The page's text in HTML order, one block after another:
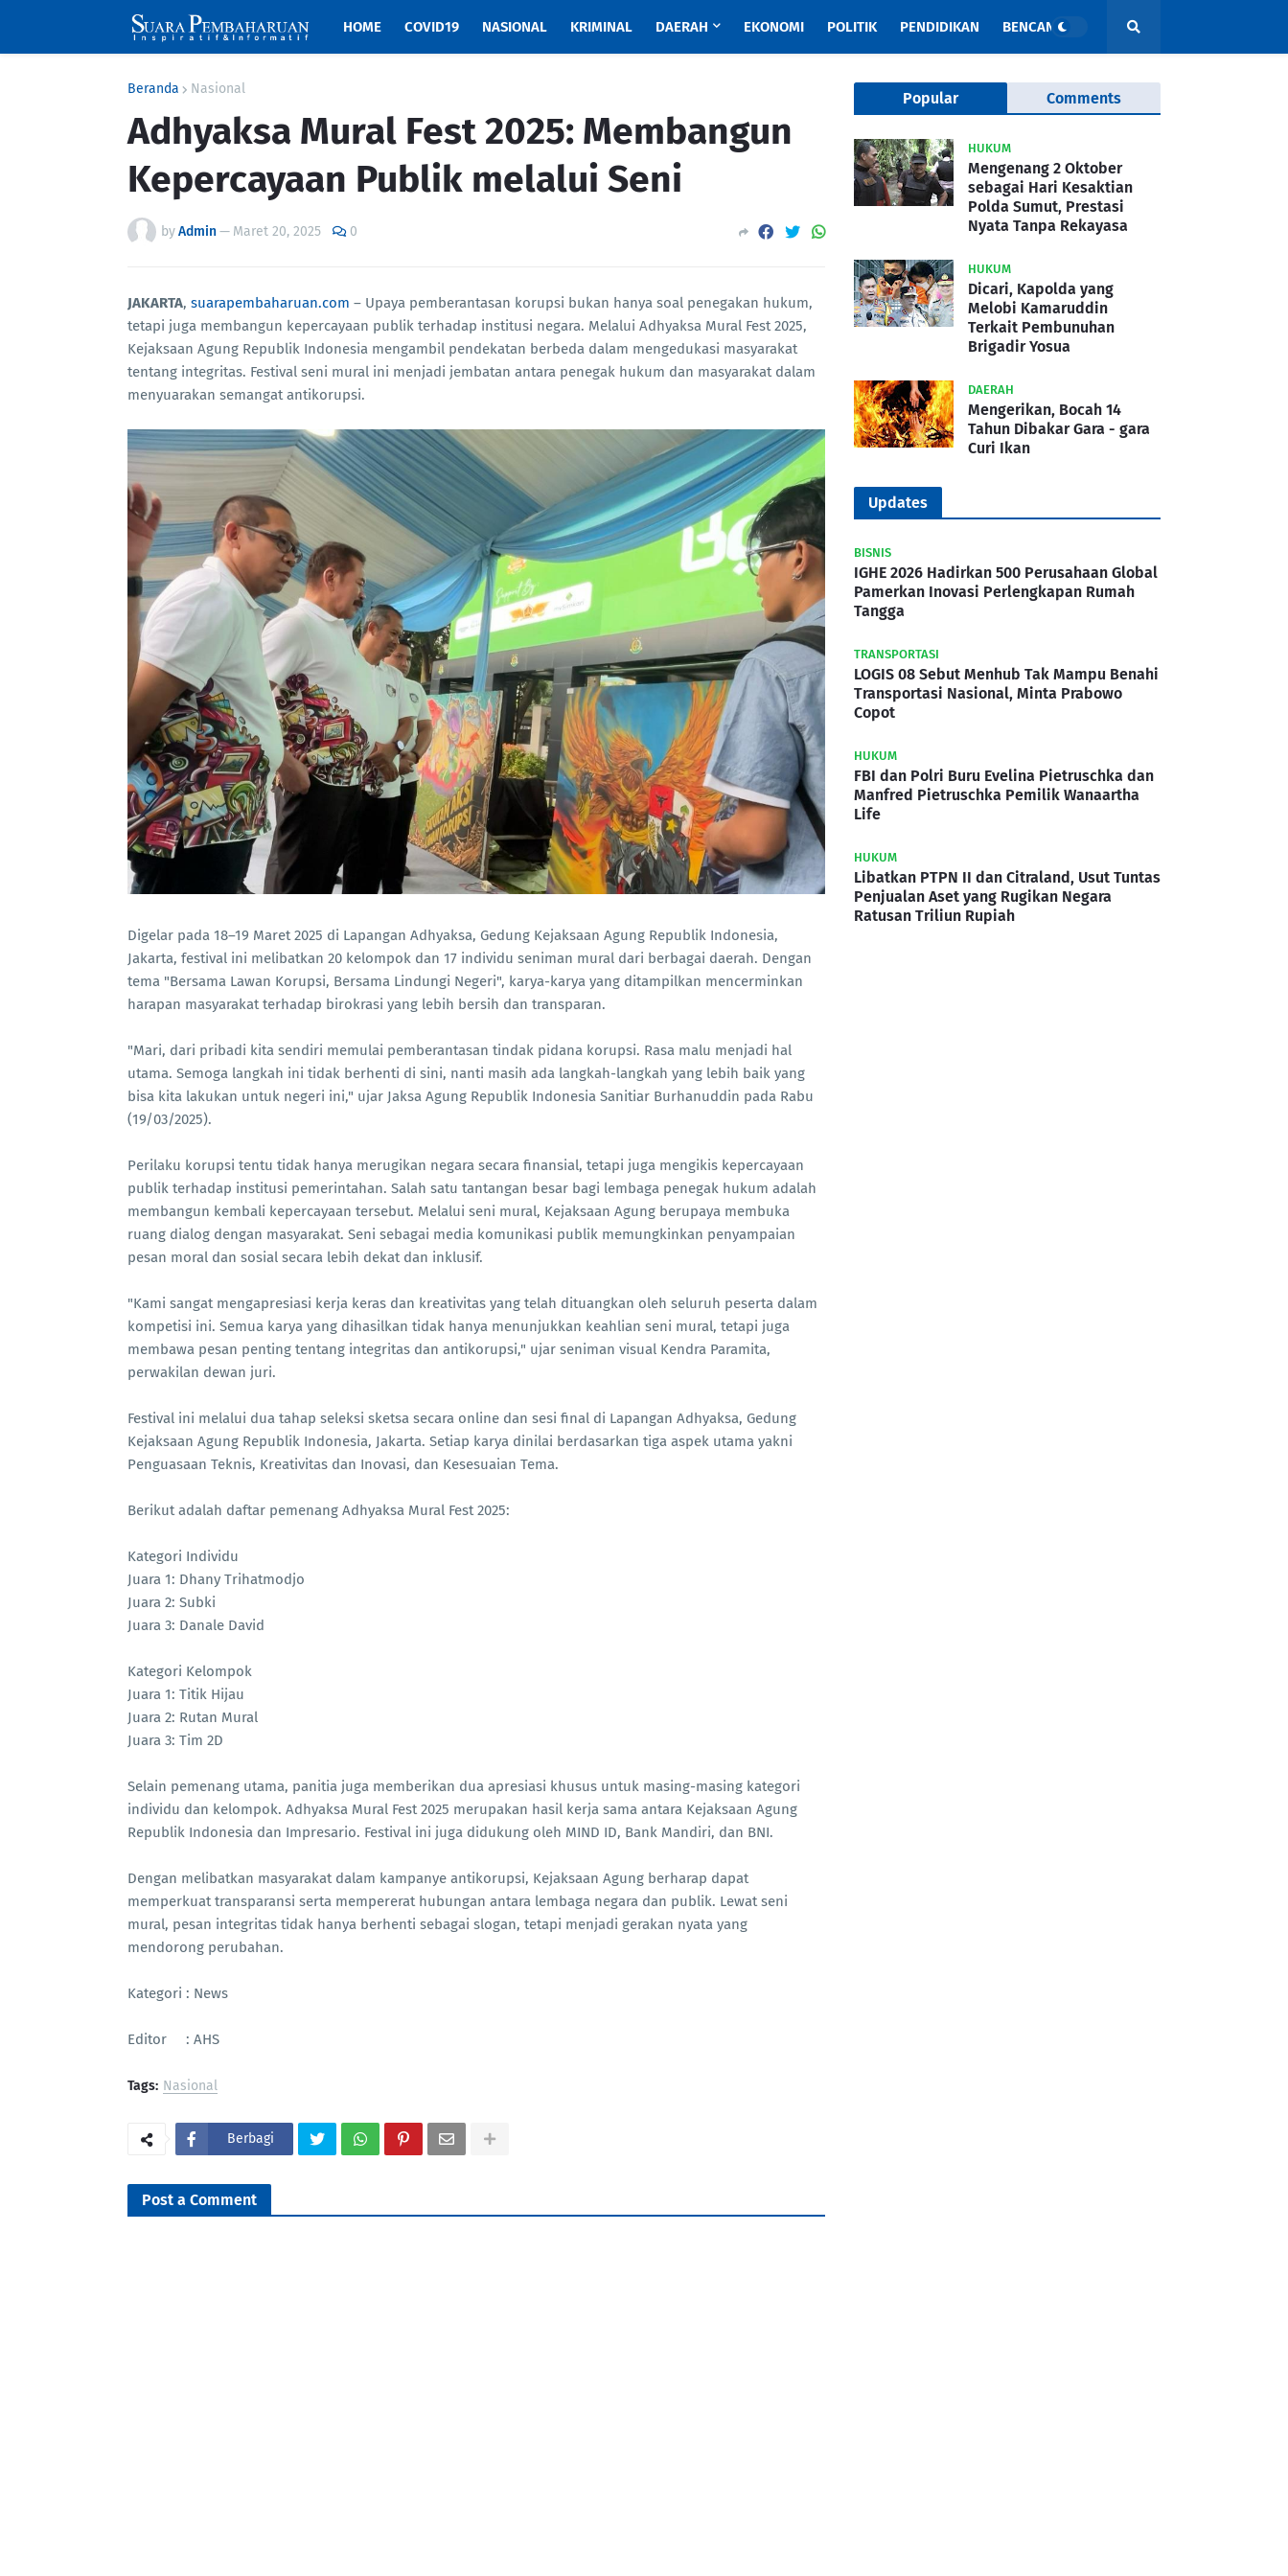
HOME COVID19 NASIONAL KRIMINAL DAERAH EKONOMI POLITIK PENDIDIKAN BENCANA
Beranda Nasional
Adhyaksa Mural Fest 2025: Membangun
Kepercayaan Publik melalui Seni
byAdmin— Maret 20, 2025 0
JAKARTA, suarapembaharuan.com – Upaya pemberantasan korupsi bukan hanya soal penegakan hukum,
tetapi juga membangun kepercayaan publik terhadap institusi negara. Melalui Adhyaksa Mural Fest 2025,
Kejaksaan Agung Republik Indonesia mengambil pendekatan berbeda dalam mengedukasi masyarakat
tentang integritas. Festival seni mural ini menjadi jembatan antara penegak hukum dan masyarakat dalam
menyuarakan semangat antikorupsi.
Digelar pada 18–19 Maret 2025 di Lapangan Adhyaksa, Gedung Kejaksaan Agung Republik Indonesia,
Jakarta, festival ini melibatkan 20 kelompok dan 17 individu seniman mural dari berbagai daerah. Dengan
tema "Bersama Lawan Korupsi, Bersama Lindungi Negeri", karya-karya yang ditampilkan mencerminkan
harapan masyarakat terhadap birokrasi yang lebih bersih dan transparan.
"Mari, dari pribadi kita sendiri memulai pemberantasan tindak pidana korupsi. Rasa malu menjadi hal
utama. Semoga langkah ini tidak berhenti di sini, nanti masih ada langkah-langkah yang lebih baik yang
bisa kita lakukan untuk negeri ini," ujar Jaksa Agung Republik Indonesia Sanitiar Burhanuddin pada Rabu
(19/03/2025).
Perilaku korupsi tentu tidak hanya merugikan negara secara finansial, tetapi juga mengikis kepercayaan
publik terhadap institusi pemerintahan. Salah satu tantangan besar bagi lembaga penegak hukum adalah
membangun kembali kepercayaan tersebut. Melalui seni mural, Kejaksaan Agung berupaya membuka
ruang dialog dengan masyarakat. Seni sebagai media komunikasi publik memungkinkan penyampaian
pesan moral dan sosial secara lebih dekat dan inklusif.
"Kami sangat mengapresiasi kerja keras dan kreativitas yang telah dituangkan oleh seluruh peserta dalam
kompetisi ini. Semua karya yang dihasilkan tidak hanya menunjukkan keahlian seni mural, tetapi juga
membawa pesan penting tentang integritas dan antikorupsi," ujar seniman visual Kendra Paramita,
perwakilan dewan juri.
Festival ini melalui dua tahap seleksi sketsa secara online dan sesi final di Lapangan Adhyaksa, Gedung
Kejaksaan Agung Republik Indonesia, Jakarta. Setiap karya dinilai berdasarkan tiga aspek utama yakni
Penguasaan Teknis, Kreativitas dan Inovasi, dan Kesesuaian Tema.
Berikut adalah daftar pemenang Adhyaksa Mural Fest 2025:
Kategori Individu
Juara 1: Dhany Trihatmodjo
Juara 2: Subki
Juara 3: Danale David
Kategori Kelompok
Juara 1: Titik Hijau
Juara 2: Rutan Mural
Juara 3: Tim 2D
Selain pemenang utama, panitia juga memberikan dua apresiasi khusus untuk masing-masing kategori
individu dan kelompok. Adhyaksa Mural Fest 2025 merupakan hasil kerja sama antara Kejaksaan Agung
Republik Indonesia dan Impresario. Festival ini juga didukung oleh MIND ID, Bank Mandiri, dan BNI.
Dengan melibatkan masyarakat dalam kampanye antikorupsi, Kejaksaan Agung berharap dapat
memperkuat transparansi serta mempererat hubungan antara lembaga negara dan publik. Lewat seni
mural, pesan integritas tidak hanya berhenti sebagai slogan, tetapi menjadi gerakan nyata yang
mendorong perubahan.
Kategori : News
Editor : AHS
Tags: Nasional
Berbagi
Post a Comment
Popular Comments
HUKUM
Mengenang 2 Oktober
sebagai Hari Kesaktian
Polda Sumut, Prestasi
Nyata Tanpa Rekayasa
HUKUM
Dicari, Kapolda yang
Melobi Kamaruddin
Terkait Pembunuhan
Brigadir Yosua
DAERAH
Mengerikan, Bocah 14
Tahun Dibakar Gara - gara
Curi Ikan
Updates
BISNIS
IGHE 2026 Hadirkan 500 Perusahaan Global
Pamerkan Inovasi Perlengkapan Rumah
Tangga
TRANSPORTASI
LOGIS 08 Sebut Menhub Tak Mampu Benahi
Transportasi Nasional, Minta Prabowo
Copot
HUKUM
FBI dan Polri Buru Evelina Pietruschka dan
Manfred Pietruschka Pemilik Wanaartha
Life
HUKUM
Libatkan PTPN II dan Citraland, Usut Tuntas
Penjualan Aset yang Rugikan Negara
Ratusan Triliun Rupiah